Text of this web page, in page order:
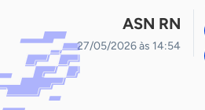
ASN RN
27/05/2026 às 14:54